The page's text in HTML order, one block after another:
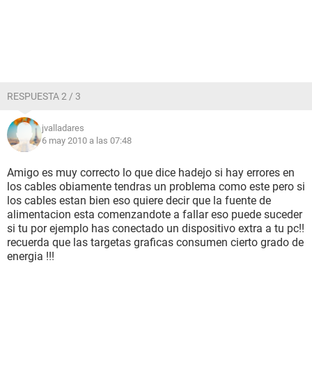
RESPUESTA 2 / 3
jvalladares
6 may 2010 a las 07:48
Amigo es muy correcto lo que dice hadejo si hay errores en
los cables obiamente tendras un problema como este pero si
los cables estan bien eso quiere decir que la fuente de
alimentacion esta comenzandote a fallar eso puede suceder
si tu por ejemplo has conectado un dispositivo extra a tu pc!!
recuerda que las targetas graficas consumen cierto grado de
energia !!!